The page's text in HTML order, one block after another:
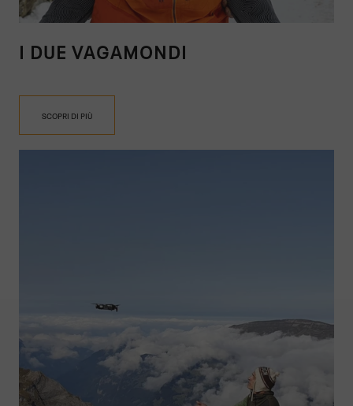
I DUE VAGAMONDI
SCOPRI DI PIÙ